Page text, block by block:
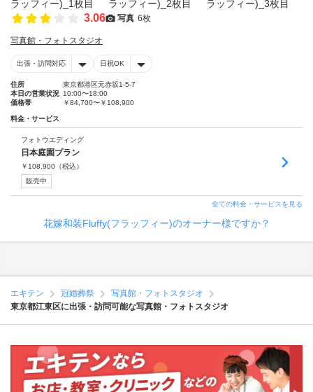
3.06 写真 6枚
写真館・フォトスタジオ
出張・訪問対応 日祝OK
住所
東京都港区元赤坂1-5-7
本日の営業状況 10:00〜18:00
価格帯
￥84,700〜￥108,900
料金・サービス
フォトウエディング
日本庭園プラン
￥ 108,900 （税込）
販売中
全ての料金・サービスを見る
花嫁和装Fluffy(フラッフィー)のオーナー様ですか？
エキテン 冠婚葬祭
写真館・フォトスタジオ
東京都江東区に出張・訪問可能な写真館・フォトスタジオ